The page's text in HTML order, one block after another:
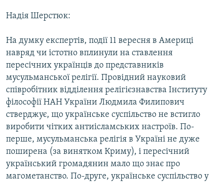
Надія Шерстюк:
На думку експертів, події 11 вересня в Америці
навряд чи істотно вплинули на ставлення
пересічних українців до представників
мусульманської релігії. Провідний науковий
співробітник відділення релігієзнавства Інституту
філософії НАН України Людмила Филипович
стверджує, що українське суспільство не встигло
виробити чітких антиісламських настроїв. По-
перше, мусульманська релігія в Україні не дуже
поширена (за винятком Криму), і пересічний
український громадянин мало що знає про
магометанство. По-друге, українське суспільство у